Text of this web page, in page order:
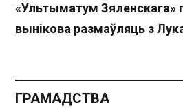
«Ультыматум Зяленскага»
вынікова размаўляць з
ГРАМАДСТВА